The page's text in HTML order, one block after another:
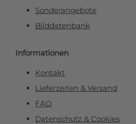
Sonderangebote
Bilddatenbank
Informationen
Kontakt
Lieferzeiten & Versand
FAQ
Datenschutz & Cookies